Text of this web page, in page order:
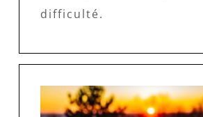
difficulté.